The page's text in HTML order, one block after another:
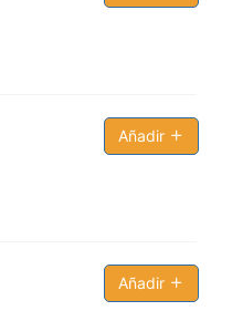
Añadir
Añadir